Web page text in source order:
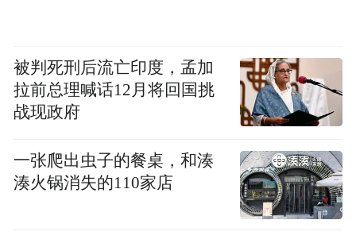
被判死刑后流亡印度，孟加
拉前总理喊话12月将回国挑
战现政府
一张爬出虫子的餐桌，和湊
湊火锅消失的110家店